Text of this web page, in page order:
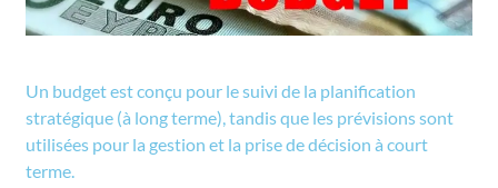
Un budget est conçu pour le suivi de la planification
stratégique (à long terme), tandis que les prévisions sont
utilisées pour la gestion et la prise de décision à court
terme.